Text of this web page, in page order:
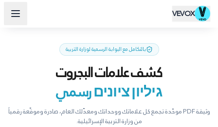
VEVOX
بالتكامل مع البوابة الرسمية لوزارة التربية
كشف علامات البجروت
גיליון ציונים رسمي
وثيقة PDF موحّدة تجمع كل علاماتك ووحداتك ومعدّلك العام، صادرة وموقّعة رقمياً
من وزارة التربية الإسرائيلية.